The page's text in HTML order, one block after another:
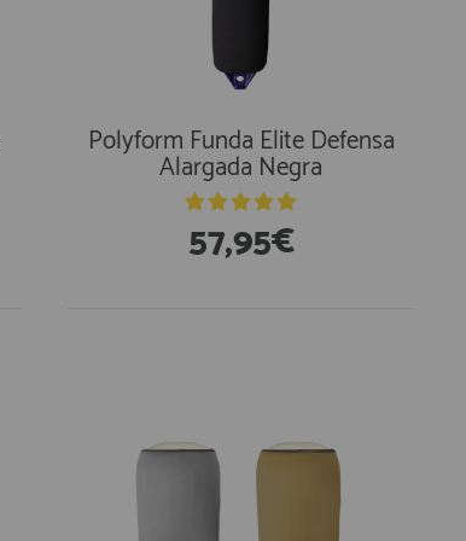
Polyform Funda Elite Defensa
Alargada Negra
57,95€